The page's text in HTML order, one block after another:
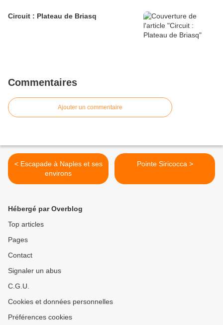
Circuit : Plateau de Briasq
Commentaires
Ajouter un commentaire
< Escapade à Naples et ses
environs
Pointe Siricocca >
Hébergé par Overblog
Top articles
Pages
Contact
Signaler un abus
C.G.U.
Cookies et données personnelles
Préférences cookies